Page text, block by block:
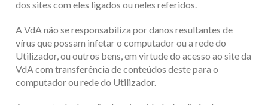
dos sites com eles ligados ou neles referidos.
A VdA não se responsabiliza por danos resultantes de
vírus que possam infetar o computador ou a rede do
Utilizador, ou outros bens, em virtude do acesso ao site da
VdA com transferência de conteúdos deste para o
computador ou rede do Utilizador.